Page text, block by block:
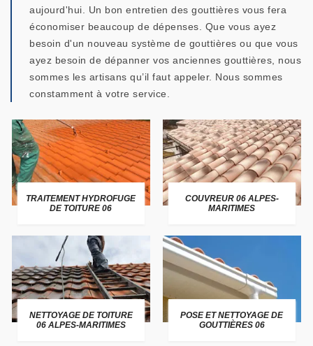
aujourd'hui. Un bon entretien des gouttières vous fera
économiser beaucoup de dépenses. Que vous ayez
besoin d'un nouveau système de gouttières ou que vous
ayez besoin de dépanner vos anciennes gouttières, nous
sommes les artisans qu’il faut appeler. Nous sommes
constamment à votre service.
TRAITEMENT HYDROFUGE
DE TOITURE 06
COUVREUR 06 ALPES-
MARITIMES
NETTOYAGE DE TOITURE
06 ALPES-MARITIMES
POSE ET NETTOYAGE DE
GOUTTIÈRES 06